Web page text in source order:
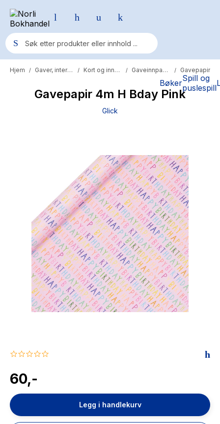
BøkerSpill og
puslespill
Populære søk
Pokemon
Hypopressiv trening
The Housemaid
Hjem / Gaver, interiør og reise / Kort og innpakning / Gaveinnpakning / Gavepapir
Gavepapir 4m H Bday Pink
Glick
0.0
rating
60,-
Legg i handlekurv